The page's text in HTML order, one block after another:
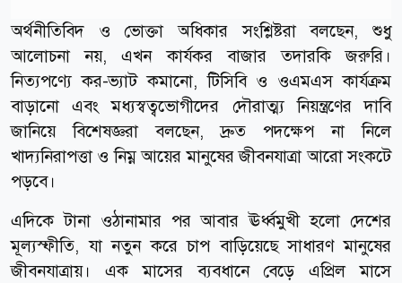
অর্থনীতিবিদ ও ভোক্তা অধিকার সংশ্লিষ্টরা বলছেন, শুধু
আলোচনা নয়, এখন কার্যকর বাজার তদারকি জরুরি।
নিত্যপণ্যে কর-ভ্যাট কমানো, টিসিবি ও ওএমএস কার্যক্রম
বাড়ানো এবং মধ্যস্বত্বভোগীদের দৌরাত্ম্য নিয়ন্ত্রণের দাবি
জানিয়ে বিশেষজ্ঞরা বলছেন, দ্রুত পদক্ষেপ না নিলে
খাদ্যনিরাপত্তা ও নিম্ন আয়ের মানুষের জীবনযাত্রা আরো সংকটে
পড়বে।
এদিকে টানা ওঠানামার পর আবার ঊর্ধ্বমুখী হলো দেশের
মূল্যস্ফীতি, যা নতুন করে চাপ বাড়িয়েছে সাধারণ মানুষের
জীবনযাত্রায়। এক মাসের ব্যবধানে বেড়ে এপ্রিল মাসে